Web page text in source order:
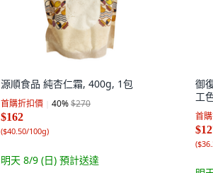
源順食品 純杏仁霜, 400g, 1包
首購折扣價 40%$270
$162
($40.50/100g)
明天 8/9 (日) 預計送達
御
工
首
(